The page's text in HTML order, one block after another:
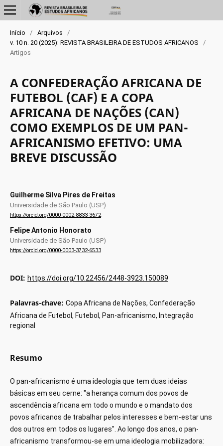
Início / Arquivos
/
v. 10 n. 20 (2025): REVISTA BRASILEIRA DE ESTUDOS AFRICANOS
/
Artigos
A CONFEDERAÇÃO AFRICANA DE
FUTEBOL (CAF) E A COPA
AFRICANA DE NAÇÕES (CAN)
COMO EXEMPLOS DE UM PAN-
AFRICANISMO EFETIVO: UMA
BREVE DISCUSSÃO
Guilherme Silva Pires de Freitas
Universidade de São Paulo (USP)
https://orcid.org/0000-0002-8833-3672
Felipe Antonio Honorato
Universidade de São Paulo (USP)
https://orcid.org/0000-0003-3732-6533
DOI: https://doi.org/10.22456/2448-3923.150089
Palavras-chave: Copa Africana de Nações, Confederação
Africana de Futebol, Futebol, Pan-africanismo, Integração
regional
Resumo
O pan-africanismo é uma ideologia que tem duas ideias
básicas em seu cerne: "a herança comum dos povos de
ascendência africana em todo o mundo e o mandato dos
povos africanos de trabalhar pelos interesses e bem-estar uns
dos outros em todos os lugares". Ao longo dos anos, o pan-
africanismo transformou-se em uma ideologia mobilizadora: